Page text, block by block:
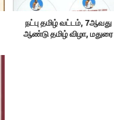
நட்பு தமிழ் வட்டம், 7ஆவது
ஆண்டு தமிழ் விழா, மதுரை